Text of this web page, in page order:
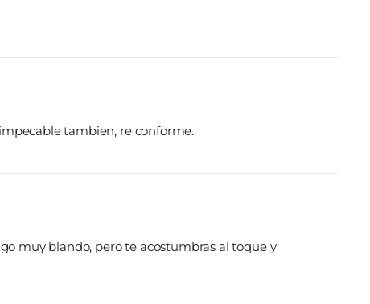
tambien, re conforme.
muy blando, pero te acostumbras al toque y